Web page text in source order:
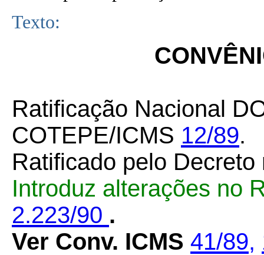
Texto:
Ratificação Nacional
COTEPE/ICMS 12/89.
Ratificado pelo Decreto
Introduz alterações no
2.223/90 .
Ver Conv. ICMS 41/89,